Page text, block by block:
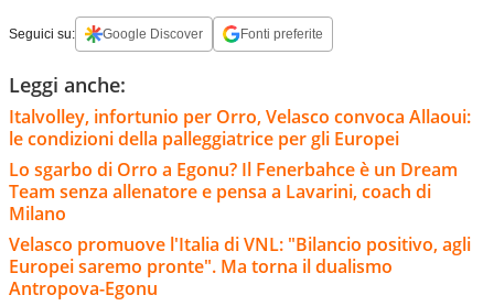
Seguici su: Google Discover Fonti preferite
Leggi anche:
Italvolley, infortunio per Orro, Velasco convoca Allaoui:
le condizioni della palleggiatrice per gli Europei
Lo sgarbo di Orro a Egonu? Il Fenerbahce è un Dream
Team senza allenatore e pensa a Lavarini, coach di
Milano
Velasco promuove l'Italia di VNL: "Bilancio positivo, agli
Europei saremo pronte". Ma torna il dualismo
Antropova-Egonu